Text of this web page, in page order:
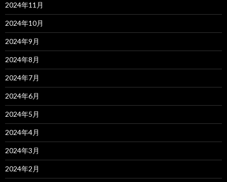
2024年11月
2024年10月
2024年9月
2024年8月
2024年7月
2024年6月
2024年5月
2024年4月
2024年3月
2024年2月